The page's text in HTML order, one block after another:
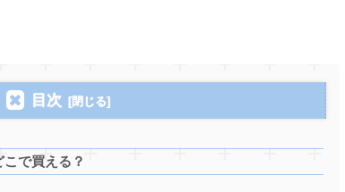
目次
で買える？